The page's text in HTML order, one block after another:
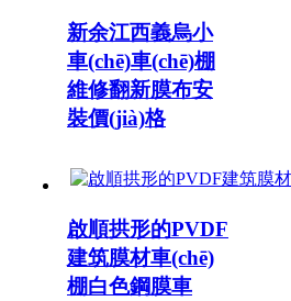
新余江西義烏小
車(chē)車(chē)棚
維修翻新膜布安
裝價(jià)格
啟順拱形的PVDF
建筑膜材車(chē)
棚白色鋼膜車